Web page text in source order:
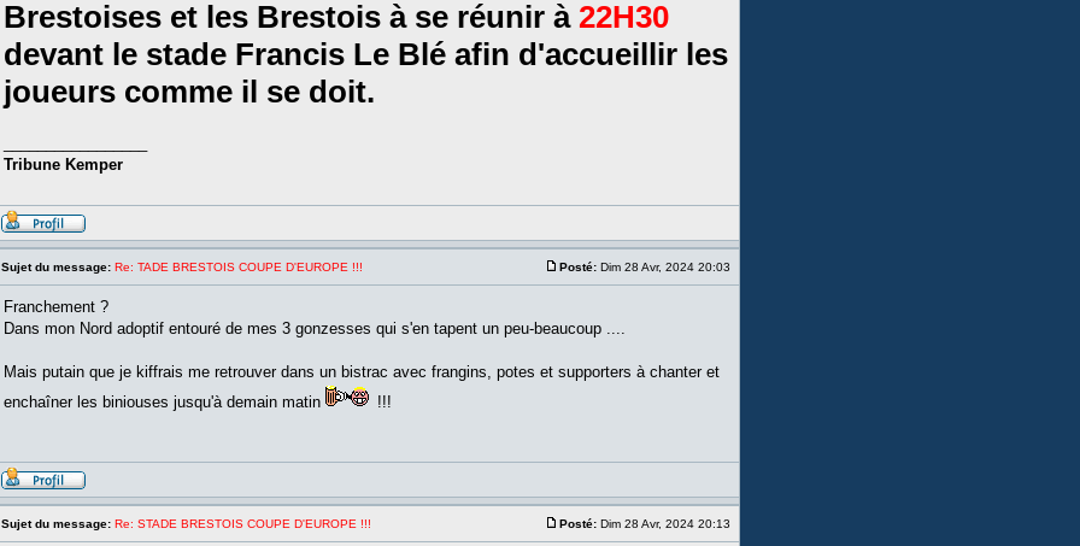
Brestoises et les Brestois à se réunir à 22H30
devant le stade Francis Le Blé afin d'accueillir les
joueurs comme il se doit.
Tribune Kemper
Sujet du message: Re: TADE BRESTOIS COUPE D'EUROPE !!! Posté: Dim 28 Avr, 2024 20:03
Franchement ?
Dans mon Nord adoptif entouré de mes 3 gonzesses qui s'en tapent un peu-beaucoup ....
Mais putain que je kiffrais me retrouver dans un bistrac avec frangins, potes et supporters à chanter et
enchaîner les biniouses jusqu'à demain matin
!!!
Sujet du message: Re: STADE BRESTOIS COUPE D'EUROPE !!! Posté: Dim 28 Avr, 2024 20:13